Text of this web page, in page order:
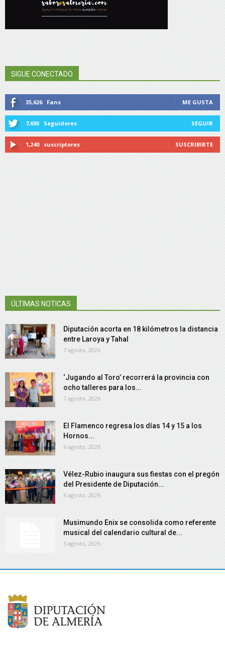
SIGUE CONECTADO
35,626 Fans ME GUSTA
7,693 Seguidores SEGUIR
1,240 suscriptores SUSCRIBIRTE
ÚLTIMAS NOTICAS
Diputación acorta en 18 kilómetros la distancia
entre Laroya y Tahal
7 agosto, 2026
‘Jugando al Toro’ recorrerá la provincia con
ocho talleres para los...
7 agosto, 2026
El Flamenco regresa los días 14 y 15 a los
Hornos...
6 agosto, 2026
Vélez-Rubio inaugura sus fiestas con el pregón
del Presidente de Diputación...
6 agosto, 2026
Musimundo Enix se consolida como referente
musical del calendario cultural de...
5 agosto, 2026